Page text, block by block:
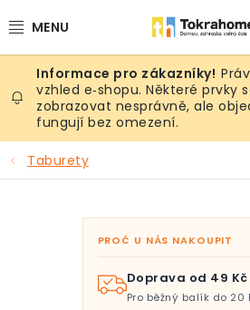
na
Výrobky
Místnosti
Venkovní prostory
Sezóna & Volný čas
vzhled e‑shopu. Některé prvky
zobrazovat nesprávně, ale
fungují bez omezení.
Taburety
PROČ U NÁS NAKOUPIT
Doprava od 49 Kč
Pro běžný balík do 20